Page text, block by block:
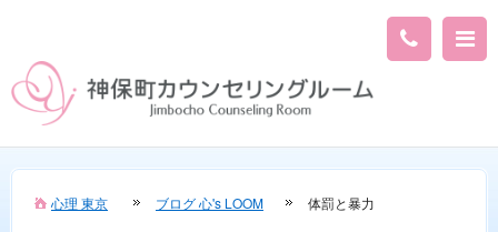
心理 東京 ブログ 心's LOOM 体罰と暴力